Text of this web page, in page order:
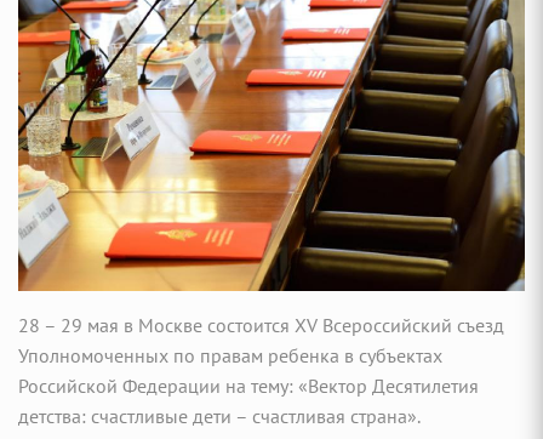
28 – 29 мая в Москве состоится XV Всероссийский съезд
Уполномоченных по правам ребенка в субъектах
Российской Федерации на тему: «Вектор Десятилетия
детства: счастливые дети – счастливая страна».